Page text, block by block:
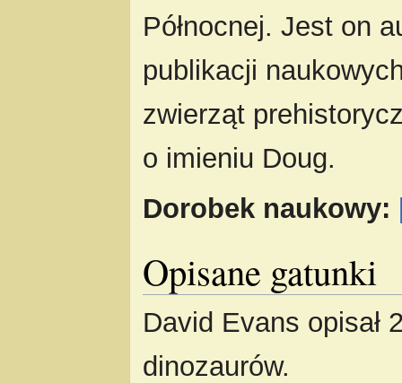
Północnej. Jest on
publikacji
zwierząt
o imieniu Doug.
Dorobek naukowy:
Opisane gatunki
David Evans opisał
dinozaurów.